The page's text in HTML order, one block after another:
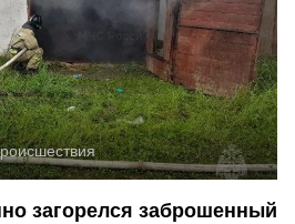
загорелся заброшенный